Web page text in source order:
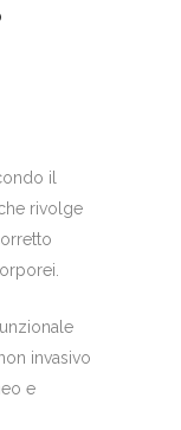
il
rivolge
invasivo
e